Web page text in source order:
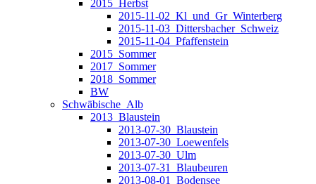
2015_Herbst
2015-11-02_Kl_und_Gr_Winterberg
2015-11-03_Dittersbacher_Schweiz
2015-11-04_Pfaffenstein
2015_Sommer
2017_Sommer
2018_Sommer
BW
Schwäbische_Alb
2013_Blaustein
2013-07-30_Blaustein
2013-07-30_Loewenfels
2013-07-30_Ulm
2013-07-31_Blaubeuren
2013-08-01_Bodensee